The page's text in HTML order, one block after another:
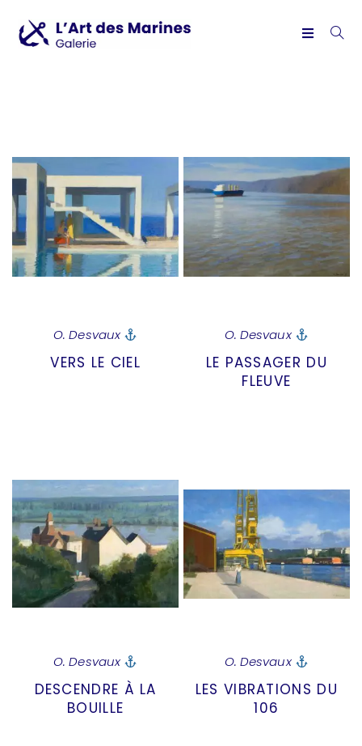
O. Desvaux
VERS LE CIEL
O. Desvaux
LE PASSAGER DU
FLEUVE
O. Desvaux
DESCENDRE À LA
BOUILLE
O. Desvaux
LES VIBRATIONS DU
106